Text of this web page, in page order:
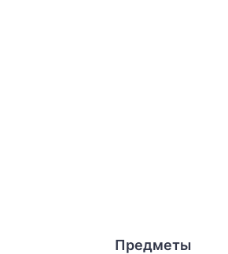
Предметы